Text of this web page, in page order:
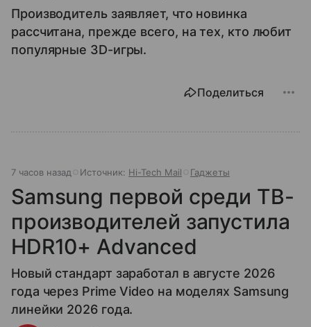
Производитель заявляет, что новинка
рассчитана, прежде всего, на тех, кто любит
популярные 3D-игры.
Поделиться
7 часов назад Источник: Hi-Tech Mail Гаджеты
Samsung первой среди ТВ-
производителей запустила
HDR10+ Advanced
Новый стандарт заработал в августе 2026
года через Prime Video на моделях Samsung
линейки 2026 года.